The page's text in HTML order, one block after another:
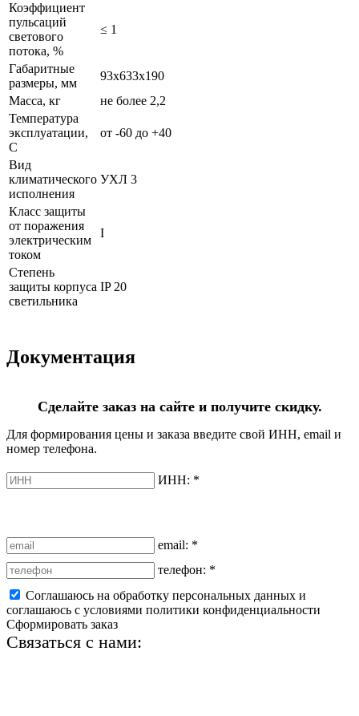
Коэффициент
пульсаций
светового
потока, %
≤ 1
Габаритные
размеры, мм
93х633х190
Масса, кг
не более 2,2
Температура
эксплуатации,
С
от -60 до +40
Вид
климатического
исполнения
УХЛ 3
Класс защиты
от поражения
электрическим
током
I
Степень
защиты корпуса
светильника
IP 20
Документация
Сделайте заказ на сайте и получите скидку.
Для формирования цены и заказа введите свой ИНН, email и
номер телефона.
ИНН: *
email: *
телефон: *
Соглашаюсь на обработку персональных данных и
соглашаюсь с условиями политики конфиденциальности
Сформировать заказ
Связаться с нами: